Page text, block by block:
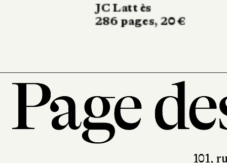
Marchialy
450 pages, 23 €
101,